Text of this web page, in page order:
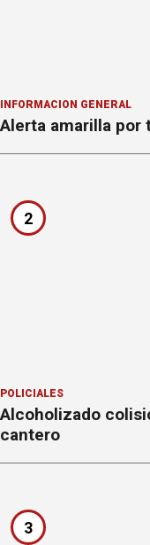
INFORMACION GENERAL
Alerta amarilla por
2
POLICIALES
Alcoholizado
cantero
3